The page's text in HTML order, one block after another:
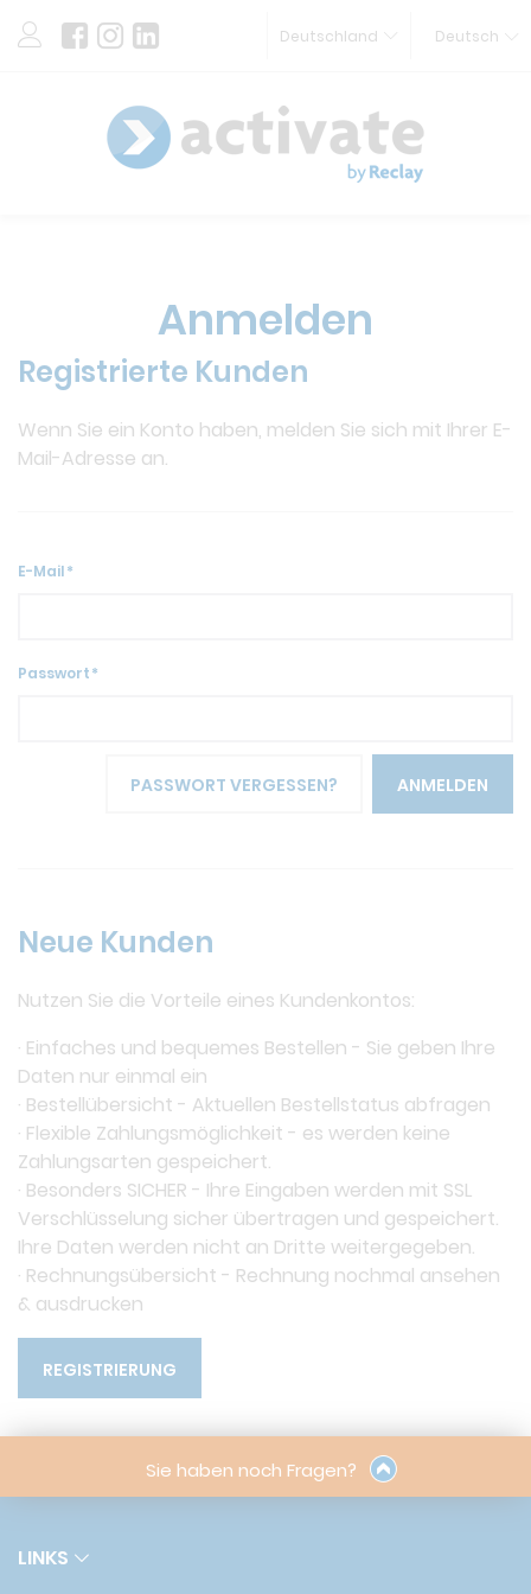
Deutschland Deutsch
Anmelden
Registrierte Kunden
Wenn Sie ein Konto haben, melden Sie sich mit Ihrer E-
Mail-Adresse an.
E-Mail
Passwort
ANMELDEN
PASSWORT VERGESSEN?
Neue Kunden
Nutzen Sie die Vorteile eines Kundenkontos:
· Einfaches und bequemes Bestellen - Sie geben Ihre
Daten nur einmal ein
· Bestellübersicht - Aktuellen Bestellstatus abfragen
· Flexible Zahlungsmöglichkeit - es werden keine
Zahlungsarten gespeichert.
· Besonders SICHER - Ihre Eingaben werden mit SSL
Verschlüsselung sicher übertragen und gespeichert.
Ihre Daten werden nicht an Dritte weitergegeben.
· Rechnungsübersicht - Rechnung nochmal ansehen
& ausdrucken
REGISTRIERUNG
Sie haben noch Fragen?
LINKS